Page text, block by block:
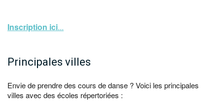
Inscription ici...
Principales villes
Envie de prendre des cours de danse ? Voici les principales
villes avec des écoles répertoriées :